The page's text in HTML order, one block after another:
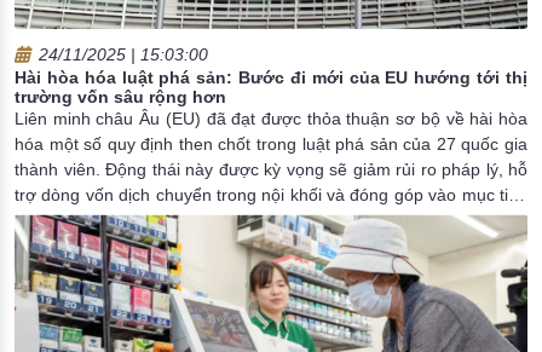
24/11/2025 | 15:03:00
Hài hòa hóa luật phá sản: Bước đi mới của EU hướng tới thị
trường vốn sâu rộng hơn
Liên minh châu Âu (EU) đã đạt được thỏa thuận sơ bộ về hài hòa
hóa một số quy định then chốt trong luật phá sản của 27 quốc gia
thành viên. Động thái này được kỳ vọng sẽ giảm rủi ro pháp lý, hỗ
trợ dòng vốn dịch chuyển trong nội khối và đóng góp vào mục tiêu
hình thành thị trường vốn EU có tính thanh khoản và hội nhập cao
hơn.